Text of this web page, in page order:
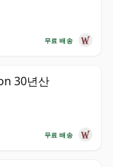
무료 배송
30년산
무료 배송